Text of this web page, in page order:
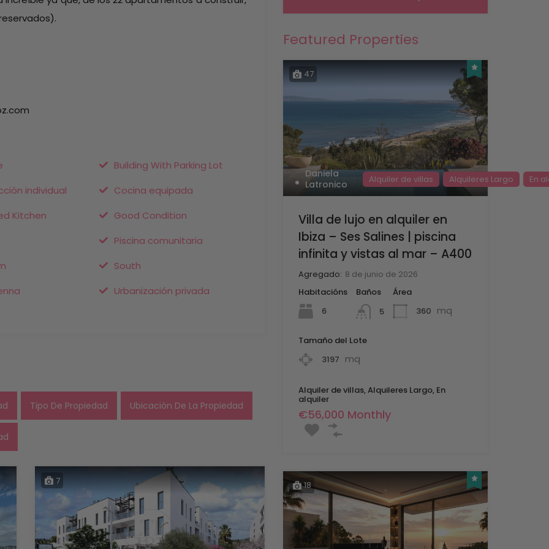
Building With Parking Lot
individual
Cocina equipada
Kitchen
Good Condition
Piscina comunitaria
South
Urbanización privada
Tipo De Propiedad Ubicación De La Propiedad
7
Featured Properties
47
Daniela
Latronico
Alquiler de villas Alquileres Largo En
Villa de lujo en alquiler en
Ibiza – Ses Salines | piscina
infinita y vistas al mar – A400
Agregado: 8 de junio de 2026
Habitacións
6
Baños
5
Área
360 mq
Tamaño del Lote
3197 mq
Alquiler de villas, Alquileres Largo, En
alquiler
€56,000 Monthly
18